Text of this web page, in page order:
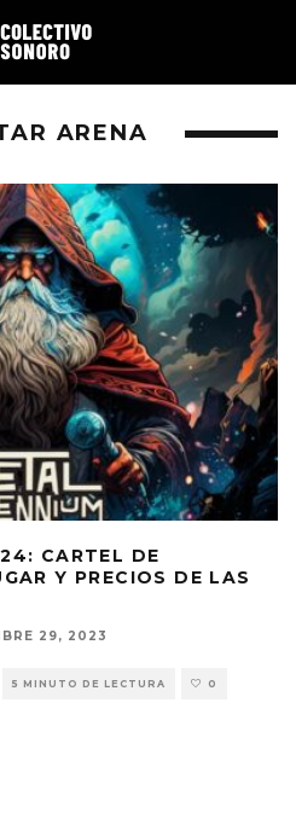
ARENA
CARTEL DE
Y PRECIOS DE LAS
29, 2023
5 MINUTO DE LECTURA 0